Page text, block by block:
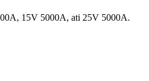
15V 5000A, ati 25V 5000A.